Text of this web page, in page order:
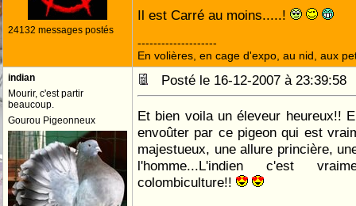
24132 messages postés
Il est Carré au moins.....!
--------------------
En volières, en cage d'expo, au nid, aux
indian
Mourir, c'est partir
beaucoup.
Gourou Pigeonneux
Posté le 16-12-2007 à
Et bien voila un éleveur heureux!!
envoûter par ce pigeon qui est
majestueux, une allure princière,
l'homme...L'indien c'est
colombiculture!!